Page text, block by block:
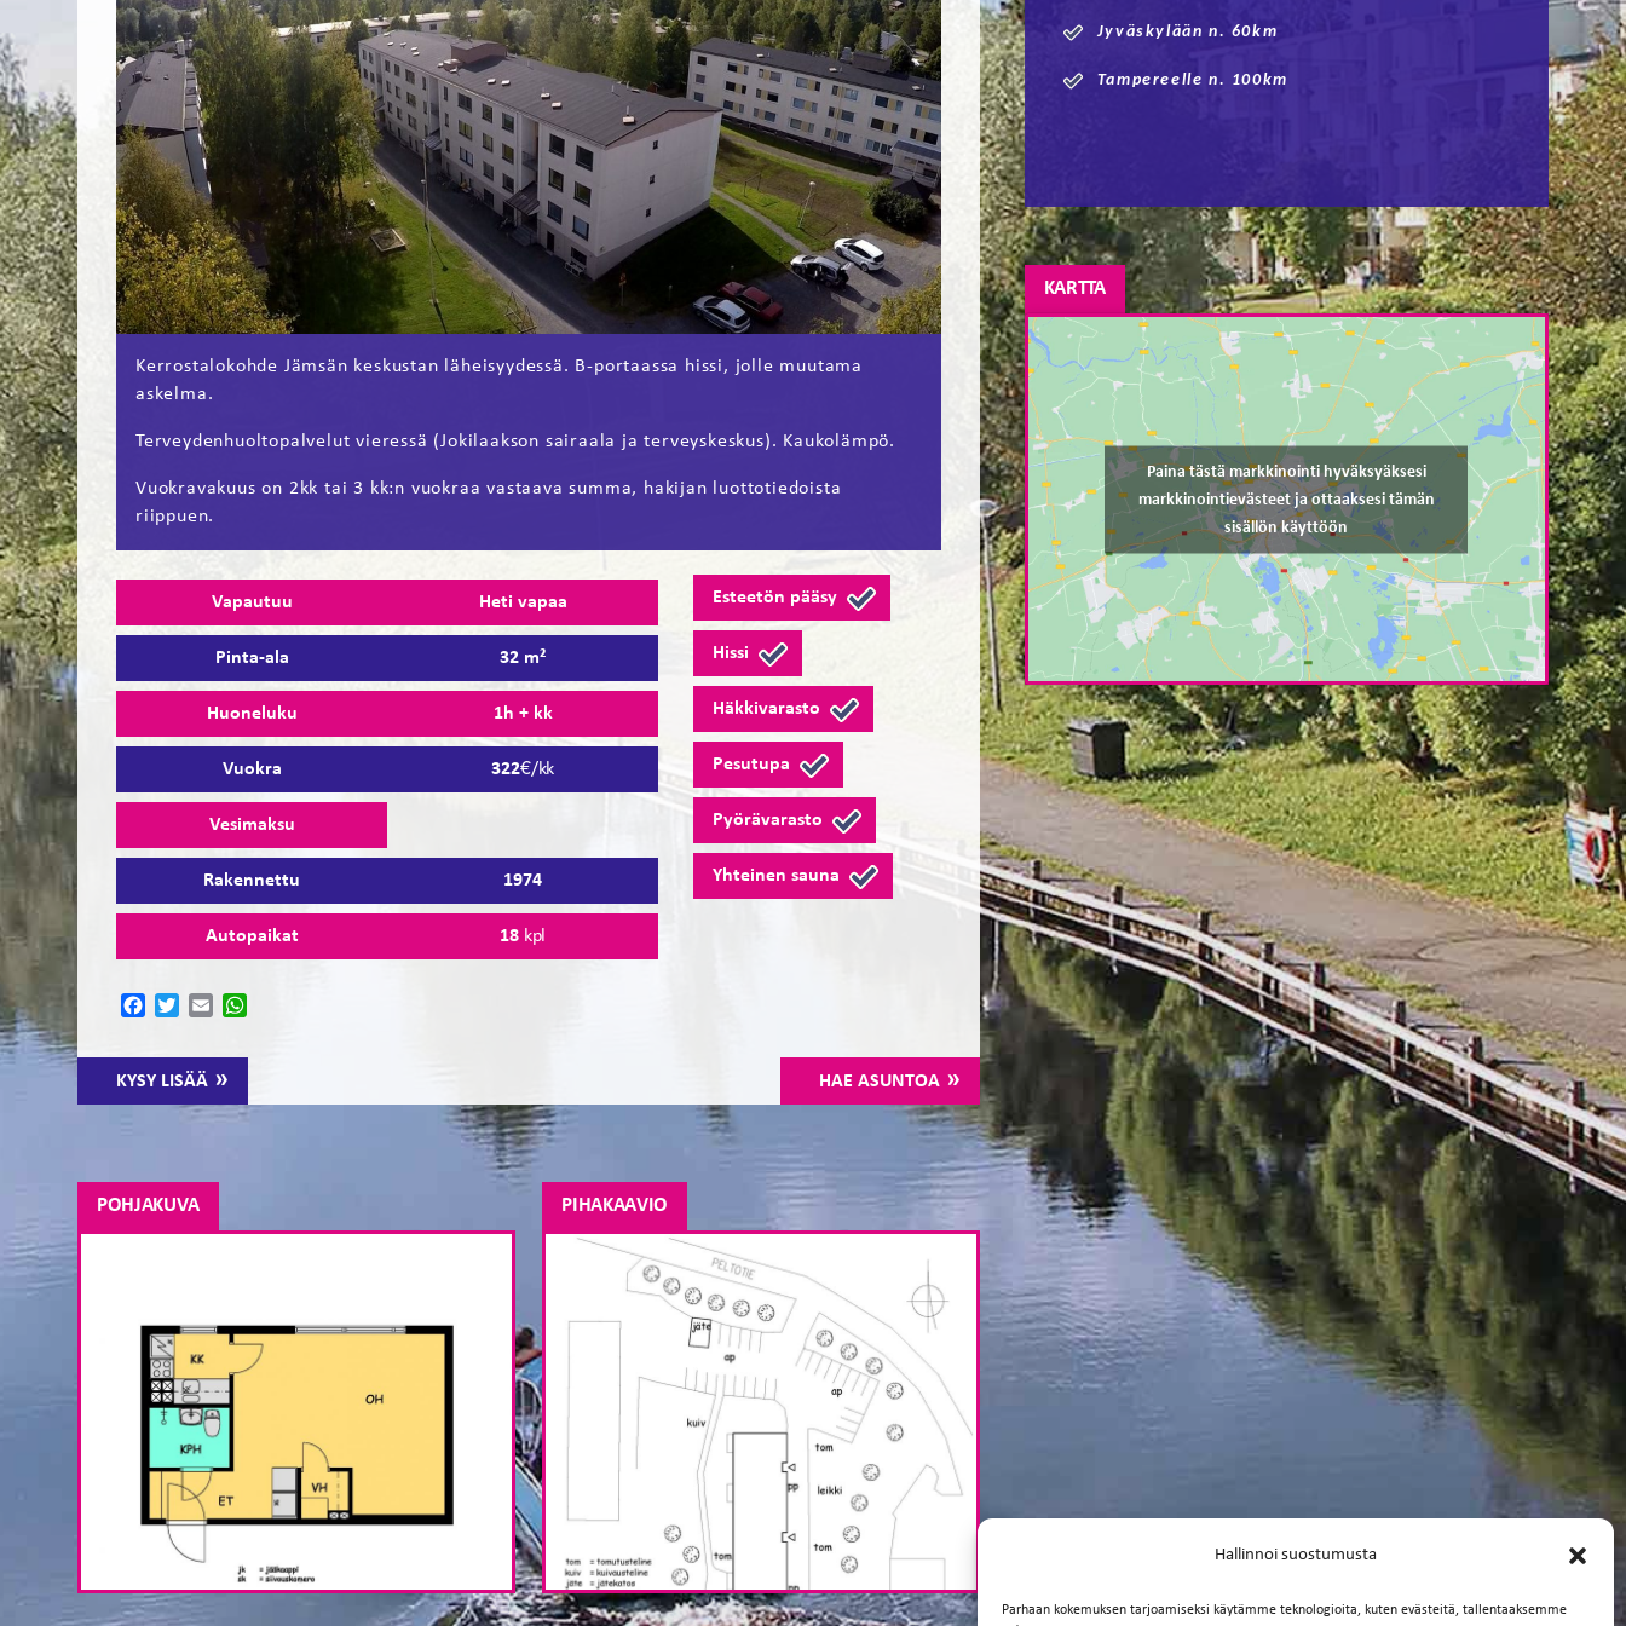
Hallinnoi suostumusta
Parhaan kokemuksen tarjoamiseksi käytämme teknologioita, kuten evästeitä, tallentaaksemme
Kerrostalokohde Jämsän keskustan läheisyydessä. B-portaassa hissi, jolle muutama
askelma.
Terveydenhuoltopalvelut vieressä (Jokilaakson sairaala ja terveyskeskus). Kaukolämpö.
Vuokravakuus on 2kk tai 3 kk:n vuokraa vastaava summa, hakijan luottotiedoista
riippuen.
Vapautuu Heti vapaa
Pinta-ala 32 m²
Huoneluku 1h + kk
Vuokra 322€/kk
Vesimaksu
Rakennettu 1974
Autopaikat 18kpl
Esteetön pääsy
Hissi
Häkkivarasto
Pesutupa
Pyörävarasto
Yhteinen sauna
KYSY LISÄÄ HAE ASUNTOA
FacebookTwitterEmail
POHJAKUVA PIHAKAAVIO
Jyväskylään n. 60km
Tampereelle n. 100km
KARTTA
Paina tästä markkinointi hyväksyäksesi
markkinointievästeet ja ottaaksesi tämän
sisällön käyttöön